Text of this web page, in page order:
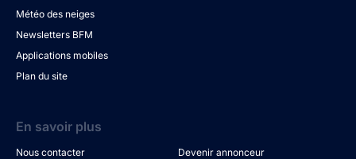
Météo des neiges
Newsletters BFM
Applications mobiles
Plan du site
En savoir plus
Nous contacter
Devenir annonceur